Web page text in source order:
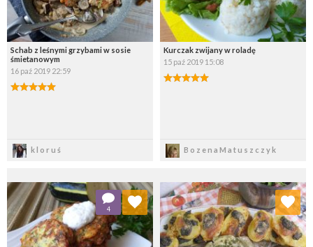
Schab z leśnymi grzybami w sosie
śmietanowym
16 paź 2019 22:59
kloruś
Kurczak zwijany w roladę
15 paź 2019 15:08
BozenaMatuszczyk
4
Dodaj do ulubionych
Wybierz listę:
Dodaj do ulubionych
Wybierz listę: